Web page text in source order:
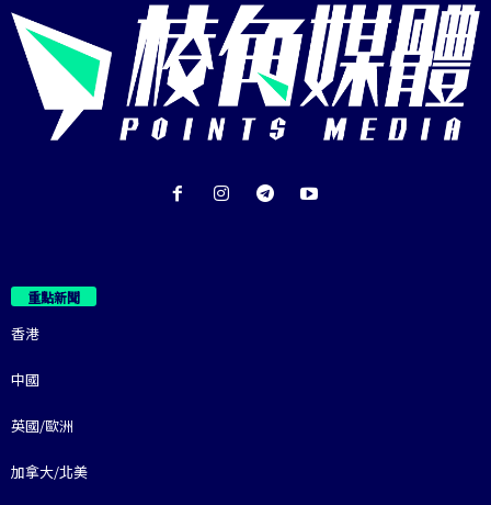
重點新聞
香港
中國
英國/歐洲
加拿大/北美